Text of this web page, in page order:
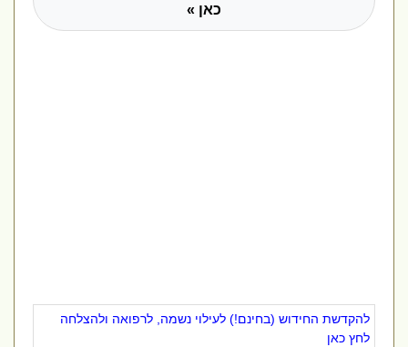
כאן »
להקדשת החידוש (בחינם!) לעילוי נשמה, לרפואה ולהצלחה
לחץ כאן